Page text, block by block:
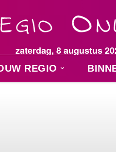
zaterdag, 8 augustus
REGIO